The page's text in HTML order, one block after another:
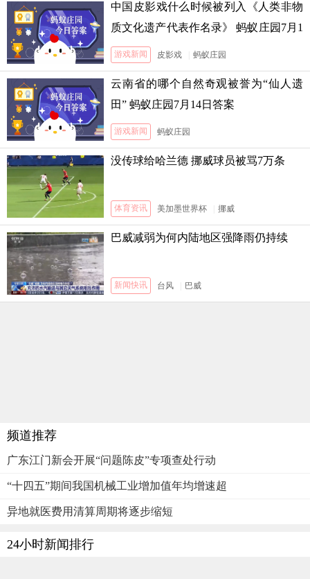
中国皮影戏什么时候被列入《人类非物
质文化遗产代表作名录》 蚂蚁庄园7月1
3日答案
游戏新闻 皮影戏 蚂蚁庄园
云南省的哪个自然奇观被誉为“仙人遗
田” 蚂蚁庄园7月14日答案
游戏新闻 蚂蚁庄园
没传球给哈兰德 挪威球员被骂7万条
体育资讯 美加墨世界杯 挪威
巴威减弱为何内陆地区强降雨仍持续
新闻快讯 台风 巴威
频道推荐
广东江门新会开展“问题陈皮”专项查处行动
“十四五”期间我国机械工业增加值年均增速超
异地就医费用清算周期将逐步缩短
24小时新闻排行